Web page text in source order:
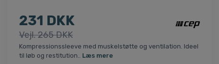
231 DKK
Vejl. 265 DKK
Kompressionssleeve med muskelstøtte og ventilation. Ideel
til løb og restitution.. Læs mere